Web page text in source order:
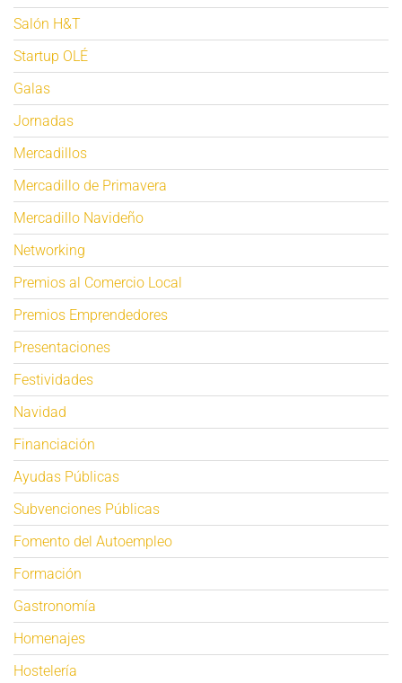
Salón H&T
Startup OLÉ
Galas
Jornadas
Mercadillos
Mercadillo de Primavera
Mercadillo Navideño
Networking
Premios al Comercio Local
Premios Emprendedores
Presentaciones
Festividades
Navidad
Financiación
Ayudas Públicas
Subvenciones Públicas
Fomento del Autoempleo
Formación
Gastronomía
Homenajes
Hostelería